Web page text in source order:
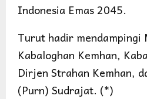
Indonesia Emas 2045.
Turut hadir mendampingi
Kabaloghan Kemhan,
Dirjen Strahan Kemhan,
(Purn) Sudrajat. (*)